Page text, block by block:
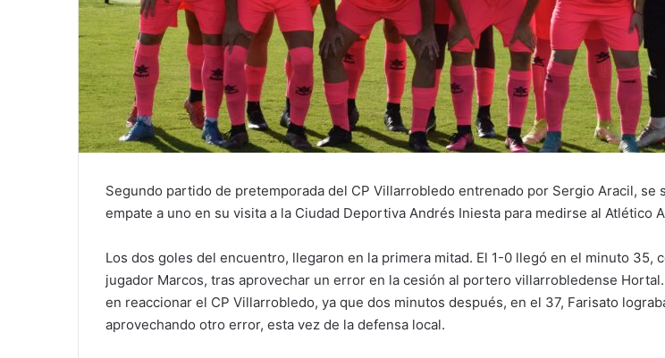
Segundo partido de pretemporada del CP Villarrobledo entrenado por Sergio Aracil, se
empate a uno en su visita a la Ciudad Deportiva Andrés Iniesta para medirse al Atlético
Los dos goles del encuentro, llegaron en la primera mitad. El 1-0 llegó en el minuto 35,
jugador Marcos, tras aprovechar un error en la cesión al portero villarrobledense
en reaccionar el CP Villarrobledo, ya que dos minutos después, en el 37, Farisato
aprovechando otro error, esta vez de la defensa local.